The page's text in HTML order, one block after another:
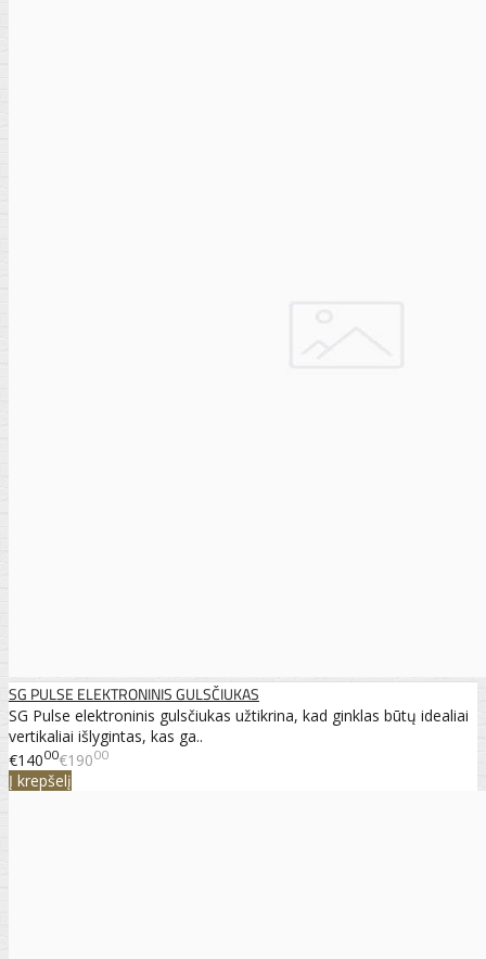
SG PULSE ELEKTRONINIS GULSČIUKAS
SG Pulse elektroninis gulsčiukas užtikrina, kad ginklas būtų idealiai
vertikaliai išlygintas, kas ga..
€14000€19000
Į krepšelį